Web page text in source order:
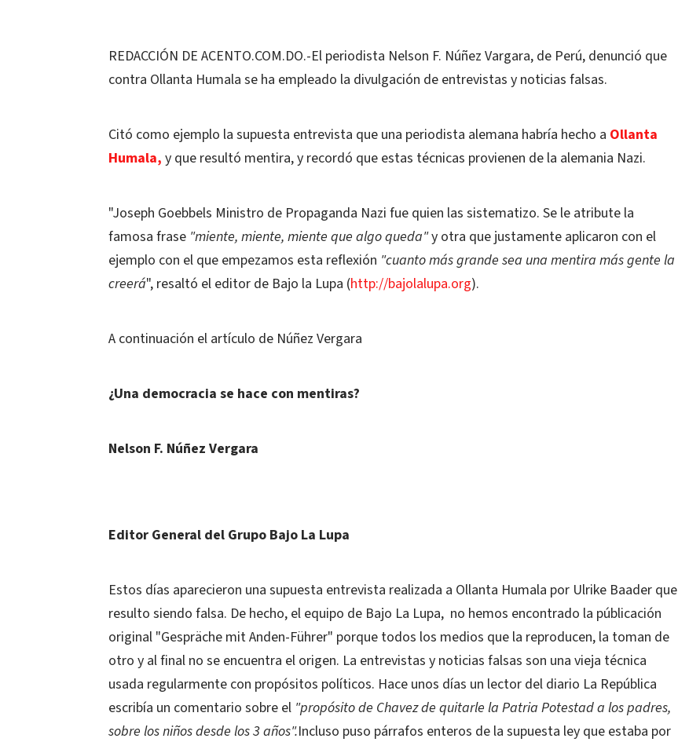
REDACCIÓN DE ACENTO.COM.DO.-El periodista Nelson F. Núñez Vargara, de Perú, denunció que
contra Ollanta Humala se ha empleado la divulgación de entrevistas y noticias falsas.
Citó como ejemplo la supuesta entrevista que una periodista alemana habría hecho a Ollanta
Humala, y que resultó mentira, y recordó que estas técnicas provienen de la alemania Nazi.
"Joseph Goebbels Ministro de Propaganda Nazi fue quien las sistematizo. Se le atribute la
famosa frase "miente, miente, miente que algo queda"y otra que justamente aplicaron con el
ejemplo con el que empezamos esta reflexión "cuanto más grande sea una mentira más gente la
creerá", resaltó el editor de Bajo la Lupa (http://bajolalupa.org).
A continuación el artículo de Núñez Vergara
¿Una democracia se hace con mentiras?
Nelson F. Núñez Vergara
Editor General del Grupo Bajo La Lupa
Estos días aparecieron una supuesta entrevista realizada a Ollanta Humala por Ulrike Baader que
resulto siendo falsa. De hecho, el equipo de Bajo La Lupa, no hemos encontrado la públicación
original "Gespräche mit Anden-Führer" porque todos los medios que la reproducen, la toman de
otro y al final no se encuentra el origen. La entrevistas y noticias falsas son una vieja técnica
usada regularmente con propósitos políticos. Hace unos días un lector del diario La República
escribía un comentario sobre el "propósito de Chavez de quitarle la Patria Potestad a los padres,
sobre los niños desde los 3 años".Incluso puso párrafos enteros de la supuesta ley que estaba por